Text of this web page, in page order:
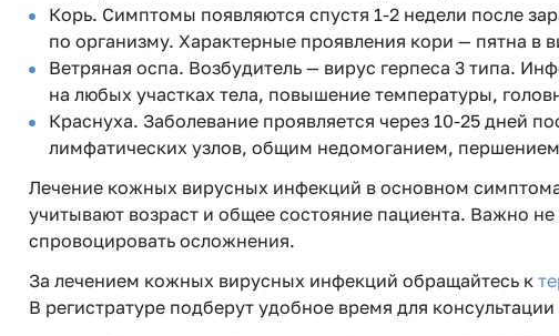
Корь. Симптомы появляются спустя 1-2 недели после
по организму. Характерные проявления кори — пятна в
Ветряная оспа. Возбудитель — вирус герпеса 3 типа.
на любых участках тела, повышение температуры,
Краснуха. Заболевание проявляется через 10-25 дней
лимфатических узлов, общим недомоганием, першением
Лечение кожных вирусных инфекций в основном
учитывают возраст и общее состояние пациента. Важно
спровоцировать осложнения.
За лечением кожных вирусных инфекций обращайтесь к
В регистратуре подберут удобное время для